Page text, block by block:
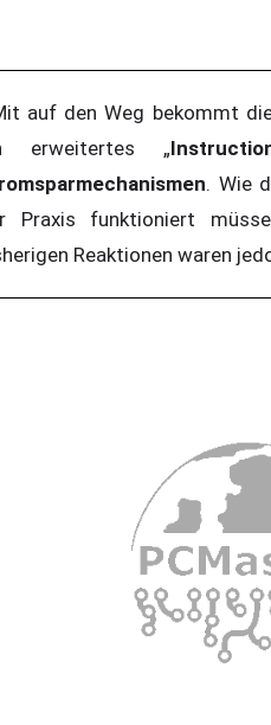
auf den Weg bekommt die
erweitertes „
. Wie
Praxis funktioniert
Reaktionen waren